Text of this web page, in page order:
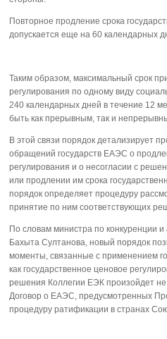
Повторное продление срока
допускается еще на 60 календарных
Таким образом, максимальный срок
регулирования по одному виду
240 календарных дней в течение 12
быть как прерывным, так и
В этой связи порядок детализирует
обращений государств ЕАЭС о
регулирования и о несогласии с
или продлении им срока
порядок определяет процедуру
принятие по ним соответствующих
По словам министра по конкуренции
Бахыта Султанова, новый порядок
моменты, связанные с применением
как государственное ценовое
решения Коллегии ЕЭК произойдет
Договор о ЕАЭС, предусмотренных
процедуру ратификации в странах